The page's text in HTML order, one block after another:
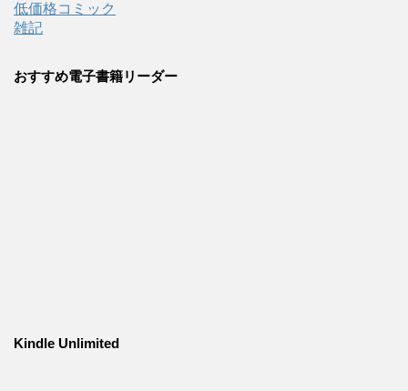
低価格コミック
雑記
おすすめ電子書籍リーダー
Kindle Unlimited